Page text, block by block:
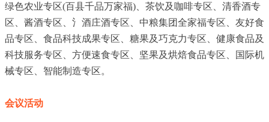
绿色农业专区(百县千品万家福)、茶饮及咖啡专区、清香酒专
区、酱酒专区、氵酒庄酒专区、中粮集团全家福专区、友好食
品专区、食品科技成果专区、糖果及巧克力专区、健康食品及
科技服务专区、方便速食专区、坚果及烘焙食品专区、国际机
械专区、智能制造专区。
会议活动